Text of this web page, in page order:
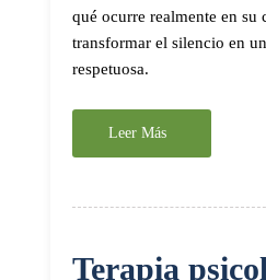
qué ocurre realmente en su
transformar el silencio en
respetuosa.
Leer Más
Terapia